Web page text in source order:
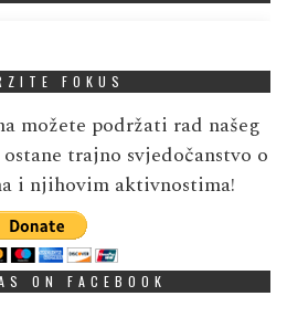
FOKUS
možete podržati rad našeg
trajno svjedočanstvo o
i njihovim aktivnostima!
ON FACEBOOK